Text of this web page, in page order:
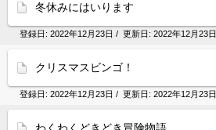
冬休みにはいります
登録日: 2022年12月23日 / 更新日: 2022年12月23日
クリスマスビンゴ！
登録日: 2022年12月23日 / 更新日: 2022年12月23日